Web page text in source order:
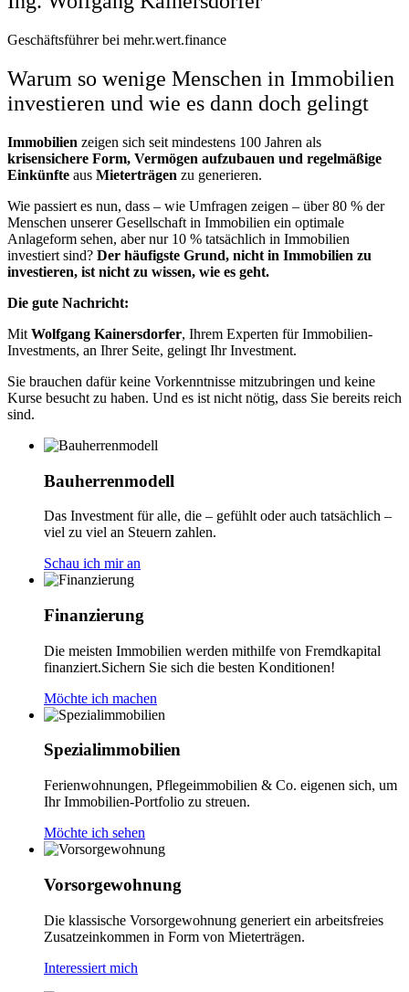
Geschäftsführer bei mehr.wert.finance
Warum so wenige Menschen in Immobilien
investieren und wie es dann doch gelingt
Immobilien zeigen sich seit mindestens 100 Jahren als
krisensichere Form, Vermögen aufzubauen und regelmäßige
Einkünfte aus Mieterträgen zu generieren.
Wie passiert es nun, dass – wie Umfragen zeigen – über 80 % der
Menschen unserer Gesellschaft in Immobilien ein optimale
Anlageform sehen, aber nur 10 % tatsächlich in Immobilien
investiert sind? Der häufigste Grund, nicht in Immobilien zu
investieren, ist nicht zu wissen, wie es geht.
Die gute Nachricht:
Mit Wolfgang Kainersdorfer, Ihrem Experten für Immobilien-
Investments, an Ihrer Seite, gelingt Ihr Investment.
Sie brauchen dafür keine Vorkenntnisse mitzubringen und keine
Kurse besucht zu haben. Und es ist nicht nötig, dass Sie bereits reich
sind.
Bauherrenmodell
Das Investment für alle, die – gefühlt oder auch tatsächlich –
viel zu viel an Steuern zahlen.
Schau ich mir an
Finanzierung
Die meisten Immobilien werden mithilfe von Fremdkapital
finanziert.Sichern Sie sich die besten Konditionen!
Möchte ich machen
Spezialimmobilien
Ferienwohnungen, Pflegeimmobilien & Co. eigenen sich, um
Ihr Immobilien-Portfolio zu streuen.
Möchte ich sehen
Vorsorgewohnung
Die klassische Vorsorgewohnung generiert ein arbeitsfreies
Zusatzeinkommen in Form von Mieterträgen.
Interessiert mich